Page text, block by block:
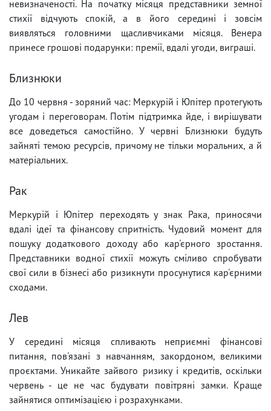
невизначеності. На початку місяця представники земної
стихії відчують спокій, а в його середині і зовсім
виявляться головними щасливчиками місяця. Венера
принесе грошові подарунки: премії, вдалі угоди, виграші.
Близнюки
До 10 червня - зоряний час: Меркурій і Юпітер протегують
угодам і переговорам. Потім підтримка йде, і вирішувати
все доведеться самостійно. У червні Близнюки будуть
зайняті темою ресурсів, причому не тільки моральних, а й
матеріальних.
Рак
Меркурій і Юпітер переходять у знак Рака, приносячи
вдалі ідеї та фінансову спритність. Чудовий момент для
пошуку додаткового доходу або кар'єрного зростання.
Представники водної стихії можуть сміливо спробувати
свої сили в бізнесі або ризикнути просунутися кар'єрними
сходами.
Лев
У середині місяця спливають неприємні фінансові
питання, пов'язані з навчанням, закордоном, великими
проєктами. Уникайте зайвого ризику і кредитів, оскільки
червень - це не час будувати повітряні замки. Краще
зайнятися оптимізацією і розрахунками.